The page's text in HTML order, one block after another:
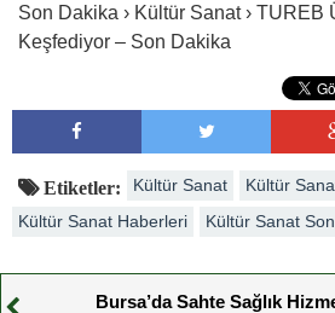
Son Dakika › Kültür Sanat › TUREB
Keşfediyor – Son Dakika
Etiketler: Kültür Sanat
Kültür
Kültür Sanat Haberleri
Kültür Sanat
Bursa’da Sahte Sağlık